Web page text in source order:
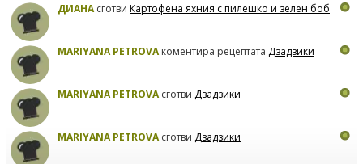
ДИАНАсготви Картофена яхния с пилешко и зелен боб
MARIYANA PETROVAкоментира рецептата Дзадзики
MARIYANA PETROVAсготви Дзадзики
MARIYANA PETROVAсготви Дзадзики